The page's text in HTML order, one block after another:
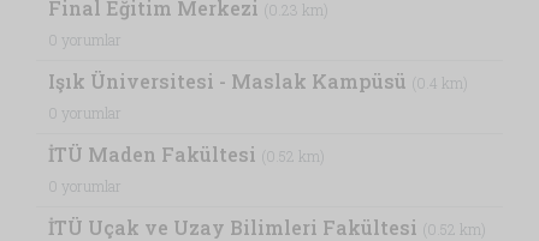
Final Eğitim Merkezi (0.23 km)
0 yorumlar
Işık Üniversitesi - Maslak Kampüsü (0.4 km)
0 yorumlar
İTÜ Maden Fakültesi (0.52 km)
0 yorumlar
İTÜ Uçak ve Uzay Bilimleri Fakültesi (0.52 km)